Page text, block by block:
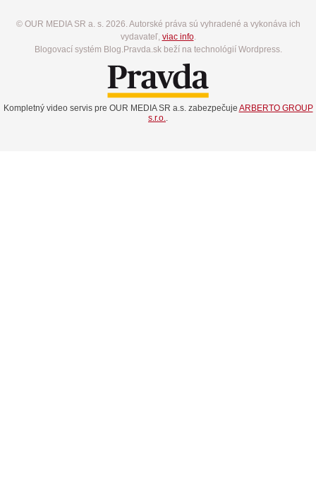
© OUR MEDIA SR a. s. 2026. Autorské práva sú vyhradené a vykonáva ich
vydavateľ, viac info.
Blogovací systém Blog.Pravda.sk beží na technológií Wordpress.
Kompletný video servis pre OUR MEDIA SR a.s. zabezpečuje ARBERTO GROUP
s.r.o..